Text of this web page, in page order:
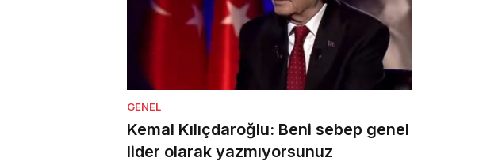
GENEL
Kemal Kılıçdaroğlu: Beni sebep genel
lider olarak yazmıyorsunuz